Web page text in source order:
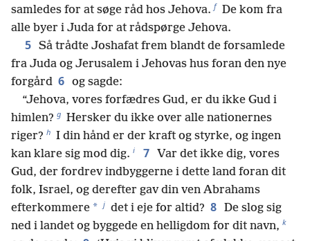
samledes for at søge råd hos Jehova. f De kom fra
alle byer i Juda for at rådspørge Jehova.
5 Så trådte Joshafat frem blandt de forsamlede
fra Juda og Jerusalem i Jehovas hus foran den nye
forgård 6 og sagde:
“Jehova, vores forfædres Gud, er du ikke Gud i
himlen? g Hersker du ikke over alle nationernes
riger? h I din hånd er der kraft og styrke, og ingen
kan klare sig mod dig. i 7 Var det ikke dig, vores
Gud, der fordrev indbyggerne i dette land foran dit
folk, Israel, og derefter gav din ven Abrahams
efterkommere * j det i eje for altid? 8 De slog sig
ned i landet og byggede en helligdom for dit navn, k